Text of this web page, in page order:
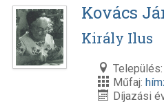
Kovács
Király Ilus
Település:
Műfaj:
Díjazási